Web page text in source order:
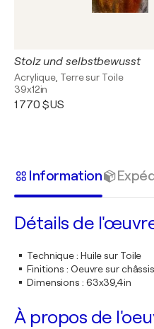
Stolz und selbstbewusst
Acrylique, Terre sur Toile
39x12in
1 770 $US
Information
Détails de
Technique: Huile sur Toile
Finitions : Oeuvre sur
Dimensions : 63x39,4in
À propos de